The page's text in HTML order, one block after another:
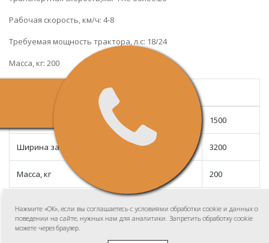
Нажмите «ОК», если вы соглашаетесь с условиями обработки cookie и данных о
поведении на сайте, нужных нам для аналитики. Запретить обработку cookie
можете через браузер.
Рабочая скорость, км/ч: 4-8
Требуемая мощность трактора, л.с: 18/24
Масса, кг: 200
Характеристики
Диаметр наружный (мм) 1500
Ширина захвата, мм 3200
Масса, кг 200
Ворошилки 5-ти колесные